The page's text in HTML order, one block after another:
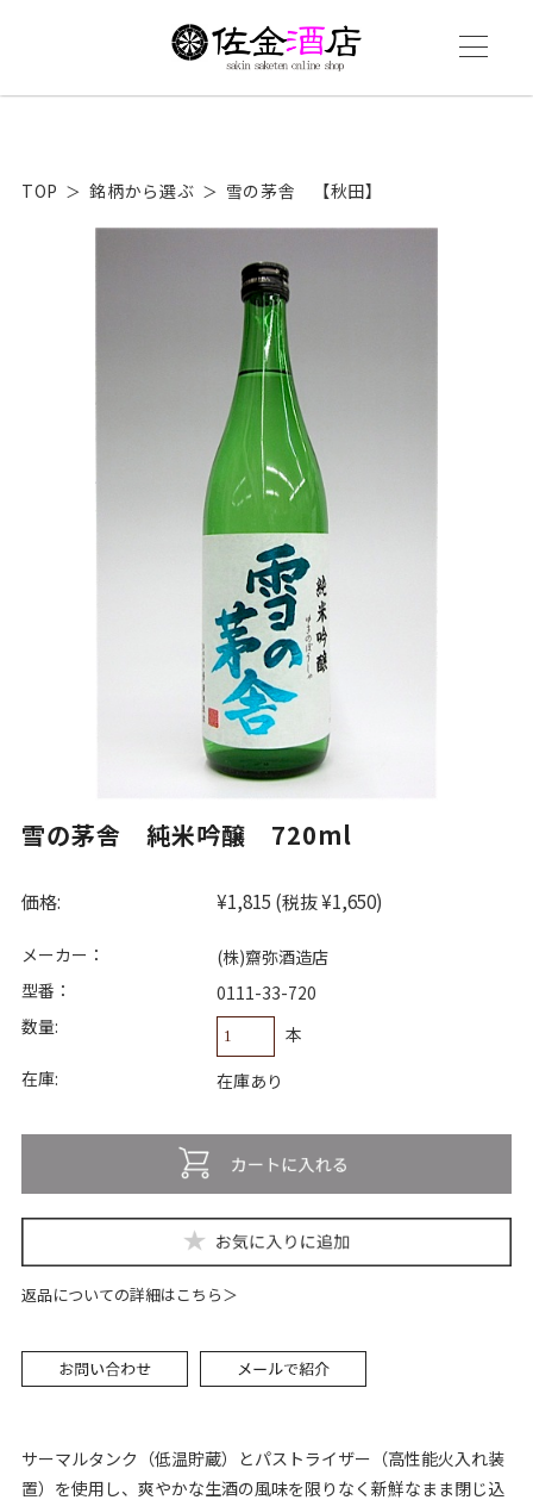
TOP 銘柄から選ぶ 雪の茅舎 【秋田】
雪の茅舎 純米吟醸 720ml
価格: ¥1,815 (税抜 ¥1,650)
メーカー：
(株)齋弥酒造店
型番：
0111-33-720
数量:
本
在庫:
在庫あり
返品についての詳細はこちら
サーマルタンク（低温貯蔵）とパストライザー（高性能火入れ装
置）を使用し、爽やかな生酒の風味を限りなく新鮮なまま閉じ込